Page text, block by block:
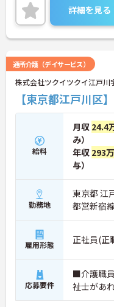
細をお話致しますのでお
詳細を見る
通所介護（デイサービス）
株式会社ツクイツクイ江戸川
【東京都江戸川区
給料
月収 24.4
み）
年収 293
与）
勤務地
東京都 江
都営新宿
雇用形態 正社員(正
応募要件
■介護職
祉士があ